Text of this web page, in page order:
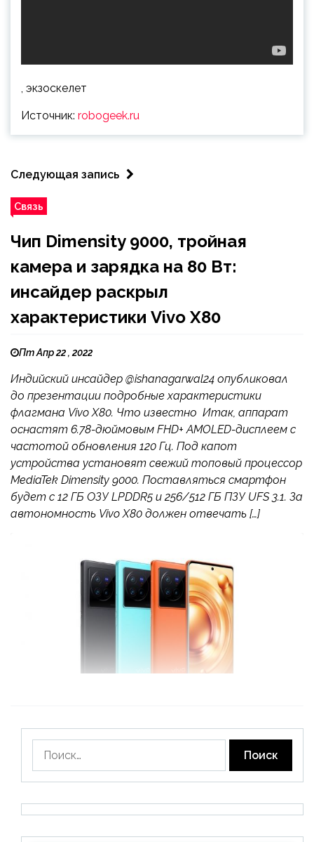
, экзоскелет
Источник: robogeek.ru
Следующая запись
Связь
Чип Dimensity 9000, тройная
камера и зарядка на 80 Вт:
инсайдер раскрыл
характеристики Vivo X80
Пт Апр 22 , 2022
Индийский инсайдер @ishanagarwal24 опубликовал
до презентации подробные характеристики
флагмана Vivo X80. Что известно Итак, аппарат
оснастят 6.78-дюймовым FHD+ AMOLED-дисплеем с
частотой обновления 120 Гц. Под капот
устройства установят свежий топовый процессор
MediaTek Dimensity 9000. Поставляться смартфон
будет с 12 ГБ ОЗУ LPDDR5 и 256/512 ГБ ПЗУ UFS 3.1. За
автономность Vivo X80 должен отвечать […]